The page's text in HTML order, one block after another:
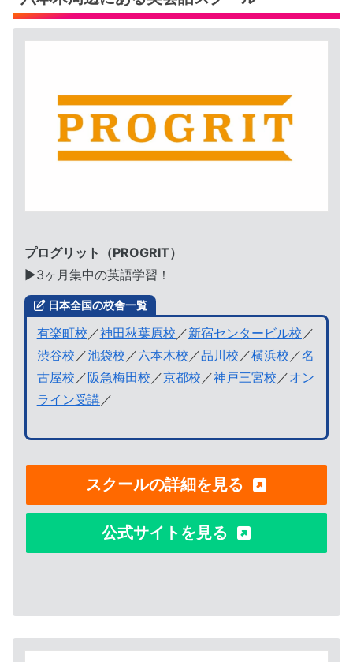
プログリット（PROGRIT）
▶︎3ヶ月集中の英語学習！
日本全国の校舎一覧
有楽町校 ／神田秋葉原校 ／新宿センタービル校 ／
渋谷校 ／池袋校 ／六本木校 ／品川校 ／横浜校 ／名
古屋校 ／阪急梅田校 ／京都校 ／神戸三宮校 ／オン
ライン受講／
スクールの詳細を見る
公式サイトを見る